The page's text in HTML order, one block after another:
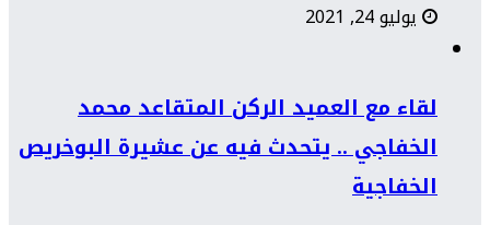
يوليو 24, 2021
لقاء مع العميد الركن المتقاعد محمد
الخفاجي .. يتحدث فيه عن عشيرة البوخريص
الخفاجية